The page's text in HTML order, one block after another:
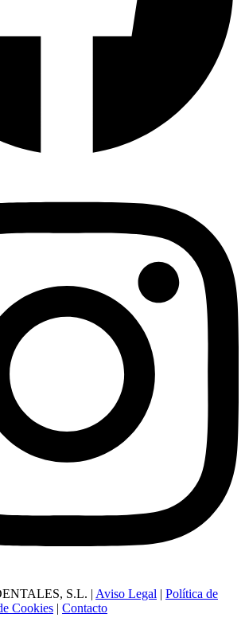
S.L. | Aviso Legal | Política de
Cookies | Contacto